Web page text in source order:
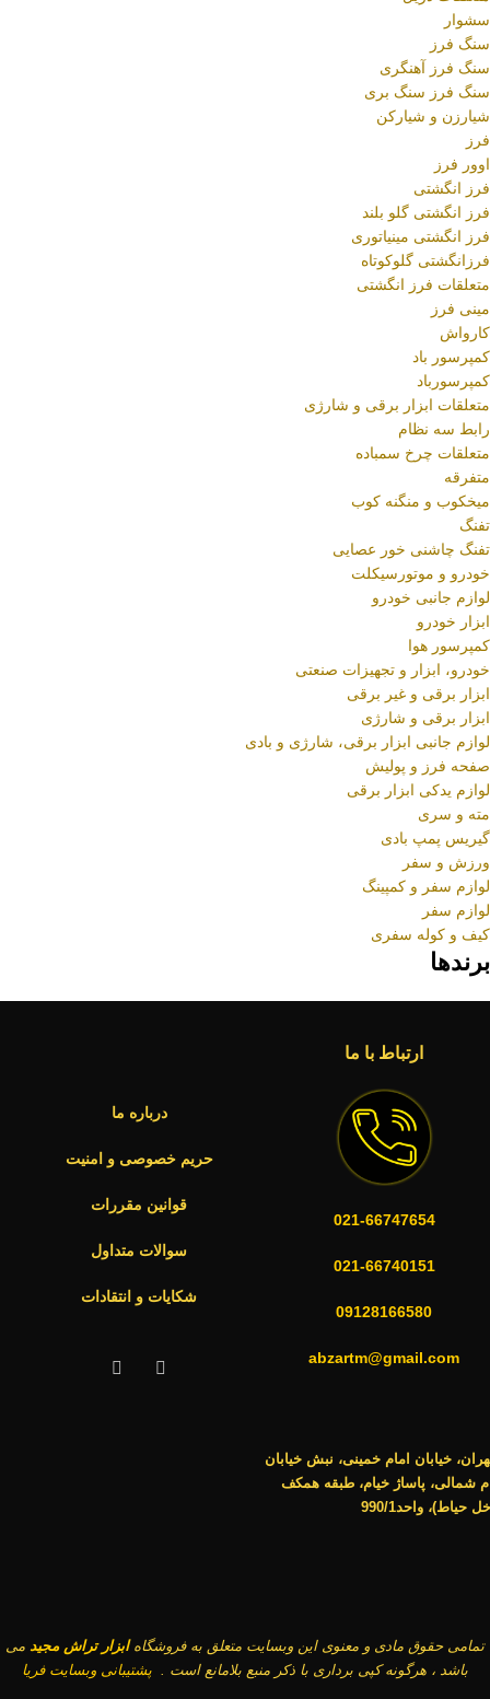
سشوار
سنگ فرز
سنگ فرز آهنگری
سنگ فرز سنگ بری
شیارزن و شیارکن
فرز
اوور فرز
فرز انگشتی
فرز انگشتی گلو بلند
فرز انگشتی مینیاتوری
فرزانگشتی گلوکوتاه
متعلقات فرز انگشتی
مینی فرز
کارواش
کمپرسور باد
کمپرسورباد
متعلقات ابزار برقی و شارژی
رابط سه نظام
متعلقات چرخ سمباده
متفرقه
میخکوب و منگنه کوب
تفنگ
تفنگ چاشنی خور عصایی
خودرو و موتورسیکلت
لوازم جانبی خودرو
ابزار خودرو
کمپرسور هوا
خودرو، ابزار و تجهیزات صنعتی
ابزار برقی و غیر برقی
ابزار برقی و شارژی
لوازم جانبی ابزار برقی، شارژی و بادی
صفحه فرز و پولیش
لوازم یدکی ابزار برقی
مته و سری
گیریس پمپ بادی
ورزش و سفر
لوازم سفر و کمپینگ
لوازم سفر
کیف و کوله سفری
برندها
ارتباط با ما
021-66747654
021-66740151
09128166580
abzartm@gmail.com
درباره ما
حریم خصوصی و امنیت
قوانین مقررات
سوالات متداول
شکایات و انتقادات
خیابان امام خمینی، نبش خیابان
شمالی، پاساژ خیام، طبقه همکف
حیاط)، واحد990/1
تمامی حقوق مادی و معنوی این وبسایت متعلق به فروشگاه ابزار تراش مجید می
باشد ، هرگونه کپی برداری با ذکر منبع بلامانع است . پشتیبانی وبسایت فریا